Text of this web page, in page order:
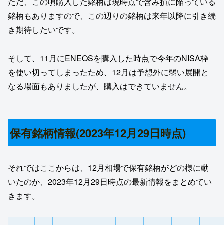
銘柄もありますので、この辺りの銘柄は来年以降に引き続
き期待したいです。
そして、11月にENEOSを購入した時点で今年のNISA枠
を使い切ってしまったため、12月は予想外に弱い展開と
なる場面もありましたが、購入はできていません。
保有銘柄情報(2023年12月29日時点)
それではここからは、12月相場で保有銘柄がどの様に動
いたのか、2023年12月29日時点の最新情報をまとめてい
きます。